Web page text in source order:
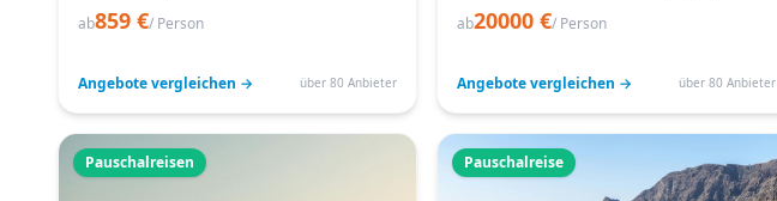
ab859 €/ Person
Angebote vergleichen → über 80 Anbieter
ab20000 €/ Person
Angebote vergleichen → über 80 Anbieter
Pauschalreisen Pauschalreise